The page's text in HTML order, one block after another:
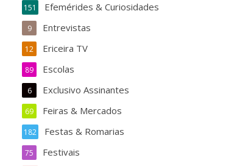
Efemérides & Curiosidades
151
Entrevistas
9
Ericeira TV
12
Escolas
89
Exclusivo Assinantes
6
Feiras & Mercados
69
Festas & Romarias
182
Festivais
75